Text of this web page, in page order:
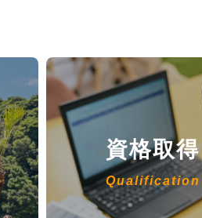
資格取得
Qualification